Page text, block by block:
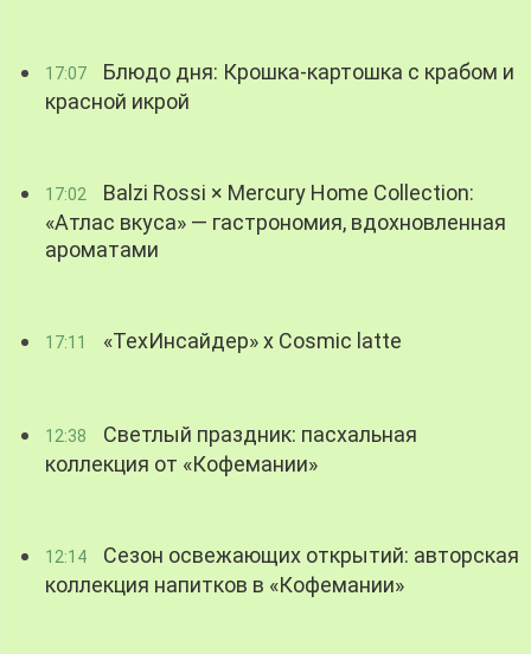
17:07
Блюдо дня: Крошка-картошка с крабом и
красной икрой
17:02
Balzi Rossi × Mercury Home Collection:
«Атлас вкуса» — гастрономия, вдохновленная
ароматами
17:11 «ТехИнсайдер» х Cosmic latte
12:38
Светлый праздник: пасхальная
коллекция от «Кофемании»
12:14
Сезон освежающих открытий: авторская
коллекция напитков в «Кофемании»